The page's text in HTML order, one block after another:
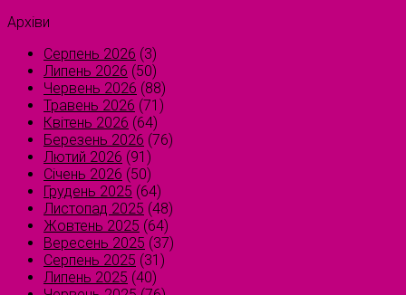
Архіви
Серпень 2026 (3)
Липень 2026 (50)
Червень 2026 (88)
Травень 2026 (71)
Квітень 2026 (64)
Березень 2026 (76)
Лютий 2026 (91)
Січень 2026 (50)
Грудень 2025 (64)
Листопад 2025 (48)
Жовтень 2025 (64)
Вересень 2025 (37)
Серпень 2025 (31)
Липень 2025 (40)